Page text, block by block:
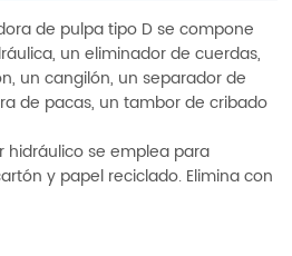
de pulpa tipo D se compone
un eliminador de cuerdas,
un cangilón, un separador de
de pacas, un tambor de cribado
hidráulico se emplea para
y papel reciclado. Elimina con